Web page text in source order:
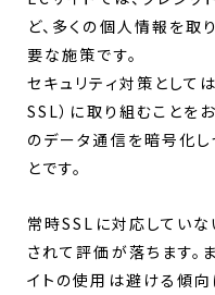
ど、多くの個人情報を取
要な施策です。
セキュリティ対策として
SSL）に取り組むことを
のデータ通信を暗号化
とです。
常時SSLに対応していな
されて評価が落ちます。
イトの使用は避ける傾向